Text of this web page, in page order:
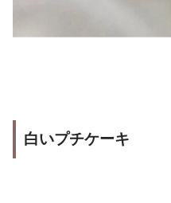
白いプチケーキ